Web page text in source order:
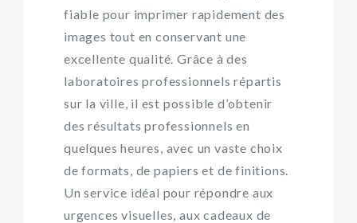
fiable pour imprimer rapidement des
images tout en conservant une
excellente qualité. Grâce à des
laboratoires professionnels répartis
sur la ville, il est possible d’obtenir
des résultats professionnels en
quelques heures, avec un vaste choix
de formats, de papiers et de finitions.
Un service idéal pour répondre aux
urgences visuelles, aux cadeaux de